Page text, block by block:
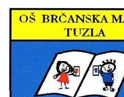
Skip
content
(Press